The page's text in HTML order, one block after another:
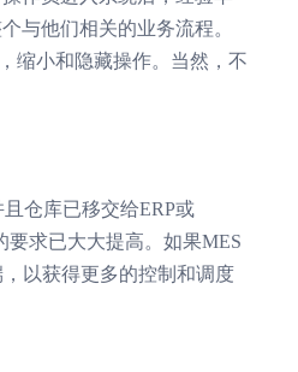
与他们相关的业务流程。
缩小和隐藏操作。当然，不
仓库已移交给ERP或
求已大大提高。如果MES
以获得更多的控制和调度